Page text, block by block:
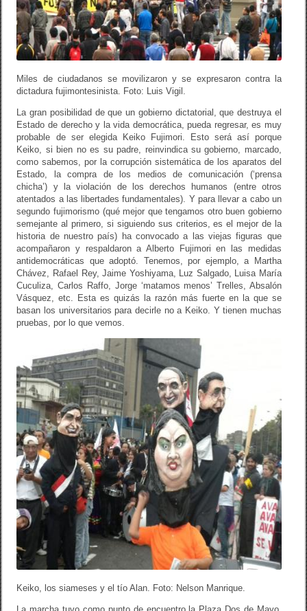
Miles de ciudadanos se movilizaron y se expresaron contra la
dictadura fujimontesinista. Foto: Luis Vigil.
La gran posibilidad de que un gobierno dictatorial, que destruya el
Estado de derecho y la vida democrática, pueda regresar, es muy
probable de ser elegida Keiko Fujimori. Esto será así porque
Keiko, si bien no es su padre, reinvindica su gobierno, marcado,
como sabemos, por la corrupción sistemática de los aparatos del
Estado, la compra de los medios de comunicación (‘prensa
chicha’) y la violación de los derechos humanos (entre otros
atentados a las libertades fundamentales). Y para llevar a cabo un
segundo fujimorismo (qué mejor que tengamos otro buen gobierno
semejante al primero, si siguiendo sus criterios, es el mejor de la
historia de nuestro país) ha convocado a las viejas figuras que
acompañaron y respaldaron a Alberto Fujimori en las medidas
antidemocráticas que adoptó. Tenemos, por ejemplo, a Martha
Chávez, Rafael Rey, Jaime Yoshiyama, Luz Salgado, Luisa María
Cuculiza, Carlos Raffo, Jorge ‘matamos menos’ Trelles, Absalón
Vásquez, etc. Esta es quizás la razón más fuerte en la que se
basan los universitarios para decirle no a Keiko. Y tienen muchas
pruebas, por lo que vemos.
Keiko, los siameses y el tío Alan. Foto: Nelson Manrique.
La marcha tuvo como punto de encuentro la Plaza Dos de Mayo,